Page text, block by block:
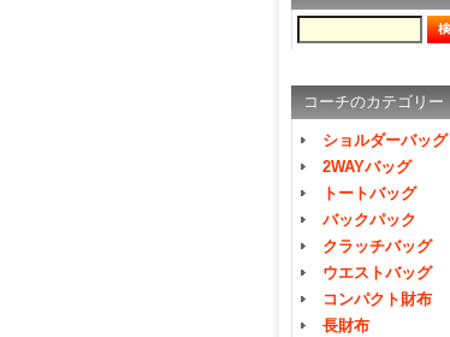
コーチのカテゴリー
ショルダーバッグ
2WAYバッグ
トートバッグ
バックパック
クラッチバッグ
ウエストバッグ
コンパクト財布
長財布